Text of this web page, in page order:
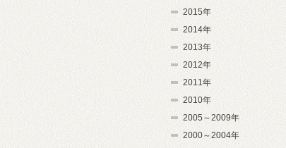
2015年
2014年
2013年
2012年
2011年
2010年
2005～2009年
2000～2004年